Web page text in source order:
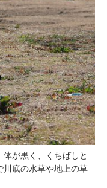
が黒く、くちばしと
底の水草や地上の草